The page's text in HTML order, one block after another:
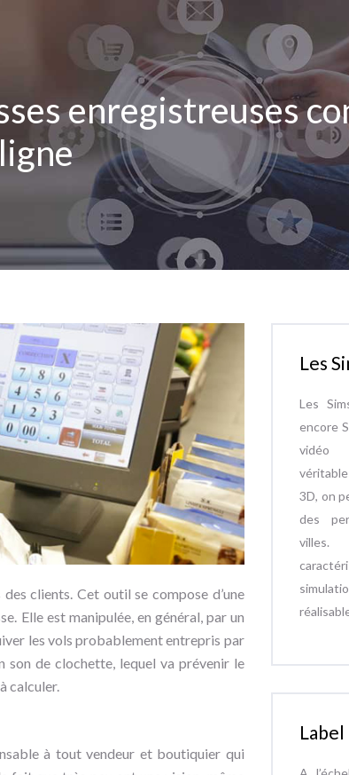
enregistreuses
clients. Cet outil se compose d’une
Elle est manipulée, en général, par un
les vols probablement entrepris par
son de clochette, lequel va prévenir le
calculer.
à tout vendeur et boutiquier qui
Les
Les
encore
vidéo
3D, on
des